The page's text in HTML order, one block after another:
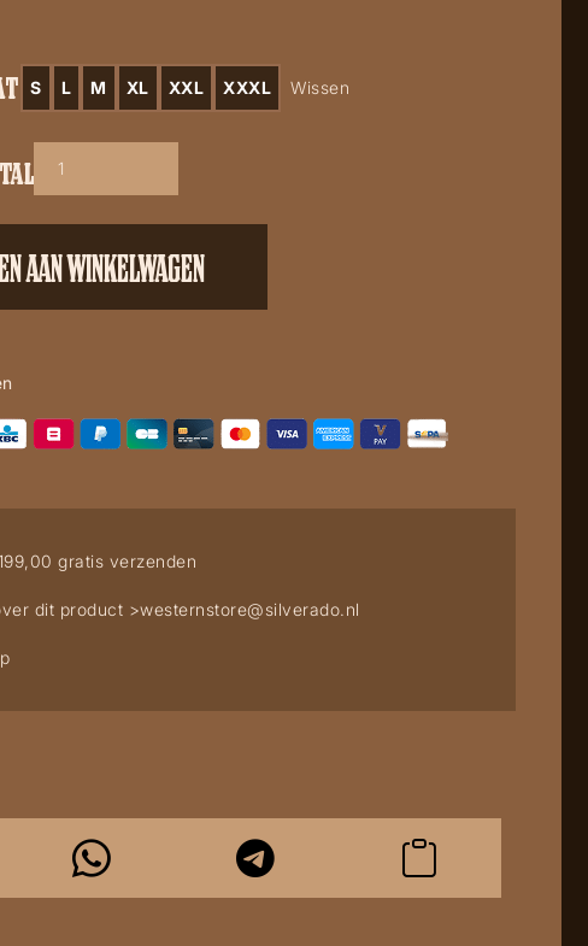
S L M XL XXL XXXL Wissen
AAN WINKELWAGEN
gratis verzenden
dit product >westernstore@silverado.nl